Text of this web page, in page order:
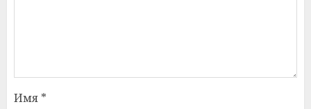
Имя *